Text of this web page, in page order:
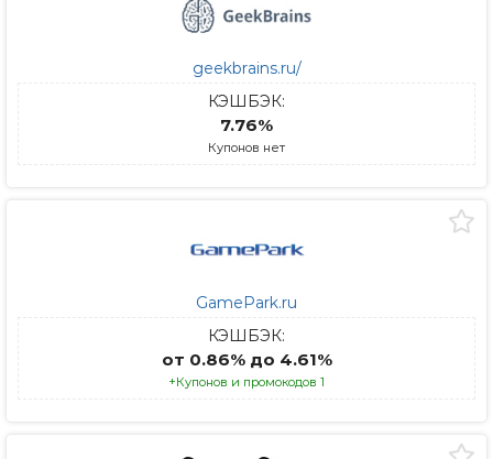
geekbrains.ru/
КЭШБЭК:
7.76%
Купонов нет
GamePark.ru
КЭШБЭК:
от 0.86% до 4.61%
+Купонов и промокодов 1